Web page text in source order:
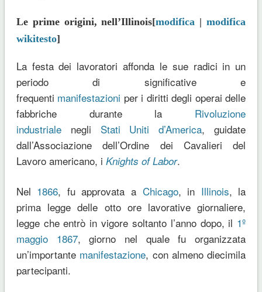
Le prime origini, nell’Illinois[modifica |modifica
wikitesto]
La festa dei lavoratori affonda le sue radici in un
periodo di significative e
frequenti manifestazioni per i diritti degli operai delle
fabbriche durante la Rivoluzione
industrialenegli Stati Uniti d’America, guidate
dall’Associazione dell’Ordine dei Cavalieri del
Lavoro americano, i Knights of Labor.
Nel 1866, fu approvata a Chicago, in Illinois, la
prima legge delle otto ore lavorative giornaliere,
legge che entrò in vigore soltanto l’anno dopo, il 1º
maggio
1867, giorno nel quale fu organizzata
un’importante manifestazione, con almeno diecimila
partecipanti.